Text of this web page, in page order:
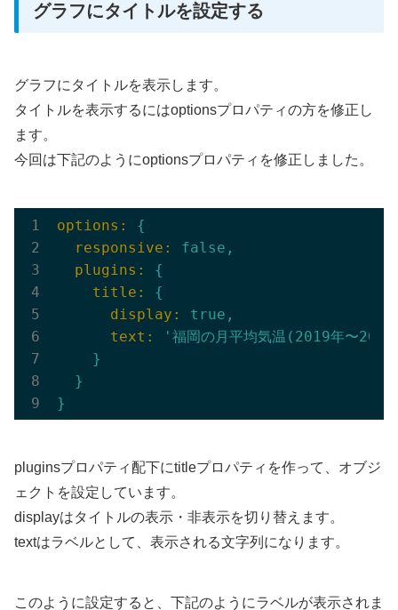
グラフにタイトルを設定する
グラフにタイトルを表示します。
タイトルを表示するにはoptionsプロパティの方を修正し
ます。
今回は下記のようにoptionsプロパティを修正しました。
options:
{
  responsive:
false ,
  plugins:
{
    title:
{
      display:
true ,
      text:
'福岡の月平均気温(2019年〜
}
}
}
pluginsプロパティ配下にtitleプロパティを作って、オブジ
ェクトを設定しています。
displayはタイトルの表示・非表示を切り替えます。
textはラベルとして、表示される文字列になります。
このように設定すると、下記のようにラベルが表示されま